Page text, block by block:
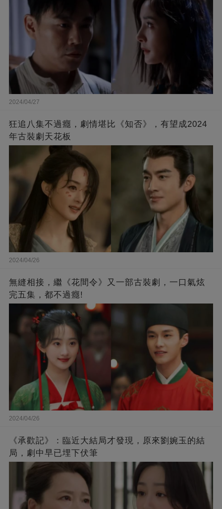
2024/04/27
狂追八集不過癮，劇情堪比《知否》，有望成2024
年古裝劇天花板
2024/04/26
無縫相接，繼《花間令》又一部古裝劇，一口氣炫
完五集，都不過癮!
2024/04/26
《承歡記》：臨近大結局才發現，原來劉婉玉的結
局，劇中早已埋下伏筆